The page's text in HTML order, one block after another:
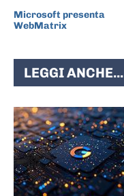
Microsoft presenta
WebMatrix
LEGGI ANCHE...